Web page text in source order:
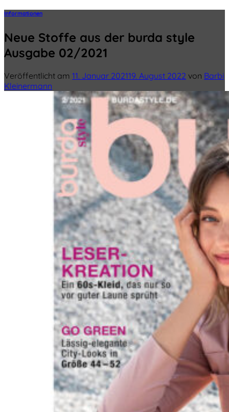
Informationen
Neue Stoffe aus der burda style
Ausgabe 02/2021
Veröffentlicht am 11. Januar 202119. August 2022 von Barbi
Kleinermann